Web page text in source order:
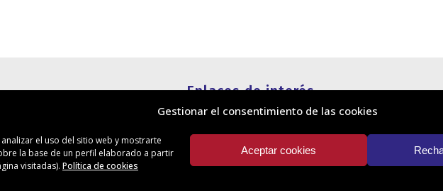
Gestionar el consentimiento de las cookies
el uso del sitio web y mostrarte
la base de un perfil elaborado a partir
visitadas). Política de cookies
Aceptar cookies
Enlaces de interés
Política de cookies
Política de privacidad
Información legal
Canal de denuncias